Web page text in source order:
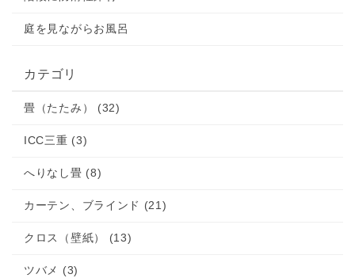
庭を見ながらお風呂
カテゴリ
畳（たたみ） (32)
ICC三重 (3)
へりなし畳 (8)
カーテン、ブラインド (21)
クロス（壁紙） (13)
ツバメ (3)